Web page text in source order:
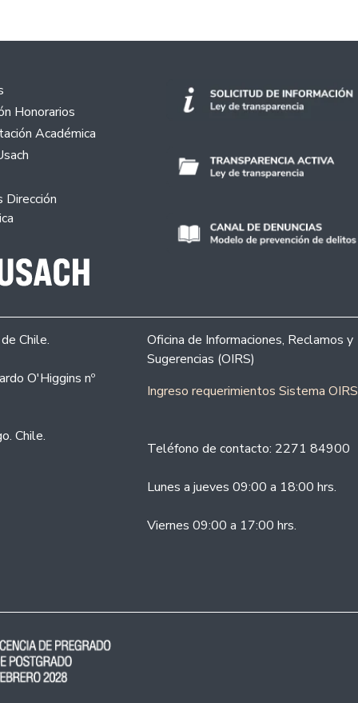
Honorarios
Académica
Dirección
Chile.
O'Higgins nº
Chile.
Oficina de Informaciones, Reclamos y
Sugerencias (OIRS)
Ingreso requerimientos Sistema OIRS
Teléfono de contacto: 2271 84900
Lunes a jueves 09:00 a 18:00 hrs.
Viernes 09:00 a 17:00 hrs.